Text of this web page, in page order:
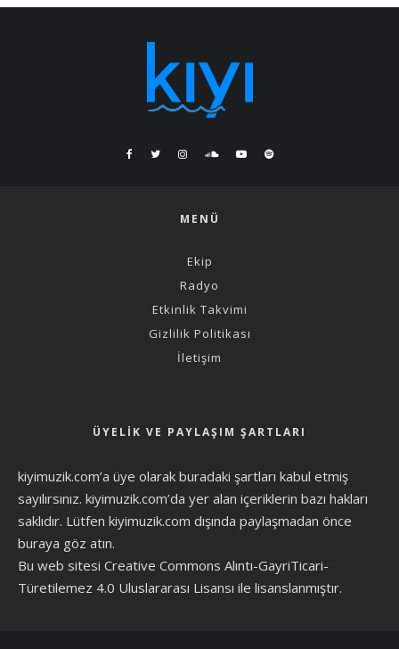
MENÜ
Ekip
Radyo
Etkinlik Takvimi
Gizlilik Politikası
İletişim
ÜYELIK VE PAYLAŞIM ŞARTLARI
kiyimuzik.com’a üye olarak buradaki şartları kabul etmiş
sayılırsınız. kiyimuzik.com’da yer alan içeriklerin bazı hakları
saklıdır. Lütfen kiyimuzik.com dışında paylaşmadan önce
buraya göz atın.
Bu web sitesi Creative Commons Alıntı-GayriTicari-
Türetilemez 4.0 Uluslararası Lisansı ile lisanslanmıştır.